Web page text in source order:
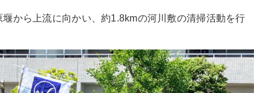
から上流に向かい、約1.8kmの河川敷の清掃活動を行